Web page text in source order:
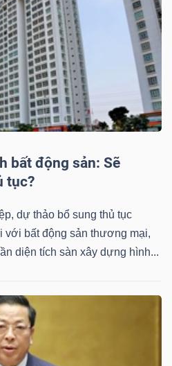
bất động sản: Sẽ
tục?
dự thảo bổ sung thủ tục
với bất động sản thương mại,
diện tích sàn xây dựng hình...